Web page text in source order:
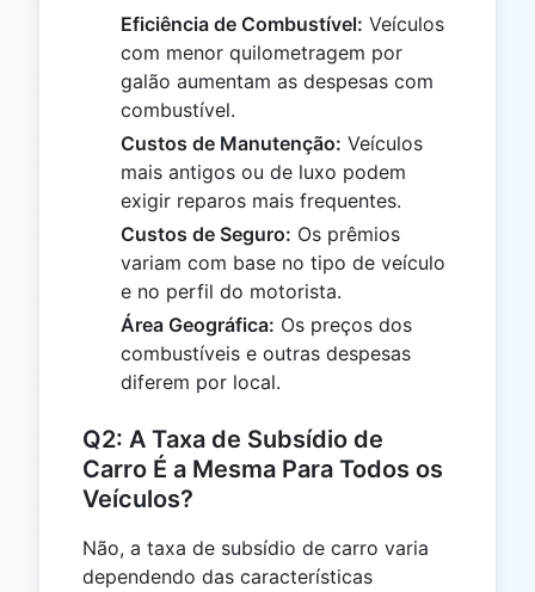
Eficiência de Combustível: Veículos
com menor quilometragem por
galão aumentam as despesas com
combustível.
Custos de Manutenção: Veículos
mais antigos ou de luxo podem
exigir reparos mais frequentes.
Custos de Seguro: Os prêmios
variam com base no tipo de veículo
e no perfil do motorista.
Área Geográfica: Os preços dos
combustíveis e outras despesas
diferem por local.
Q2: A Taxa de Subsídio de
Carro É a Mesma Para Todos os
Veículos?
Não, a taxa de subsídio de carro varia
dependendo das características